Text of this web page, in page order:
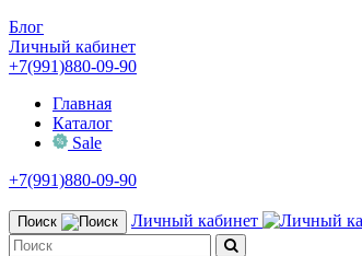
Блог
Личный кабинет
+7(991)880-09-90
Главная
Каталог
Sale
+7(991)880-09-90
Поиск Личный кабинет